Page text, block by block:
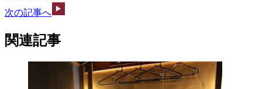
次の記事へ
関連記事